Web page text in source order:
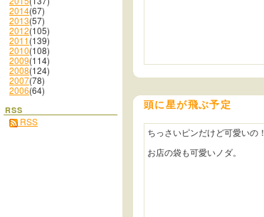
2014(67)
2013(57)
2012(105)
2011(139)
2010(108)
2009(114)
2008(124)
2007(78)
2006(64)
RSS
RSS
頭に星が飛ぶ予定
ちっさいピンだけど可愛いの！
お店の袋も可愛いノダ。